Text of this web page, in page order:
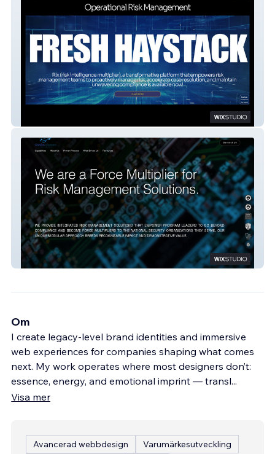
CANDA SOLUTIONS
Om
I create legacy-level brand identities and immersive
web experiences for companies shaping what comes
next. My work operates where most designers don’t:
essence, energy, and emotional imprint — transl...
Visa mer
Avancerad webbdesign
Varumärkesutveckling